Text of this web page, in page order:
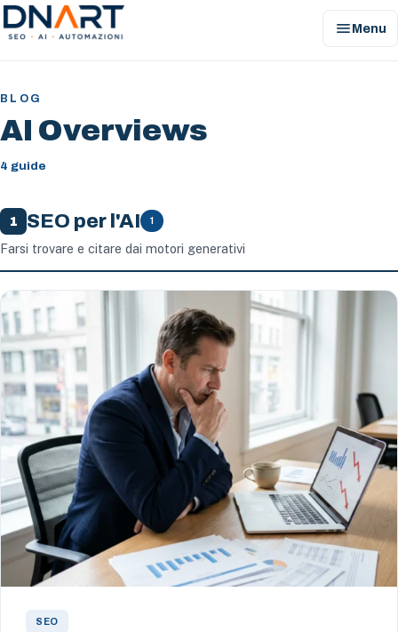
DNArt menuMenu
BLOG
AI Overviews
4 guide
1 SEO per l'AI 1
Farsi trovare e citare dai motori generativi
SEO